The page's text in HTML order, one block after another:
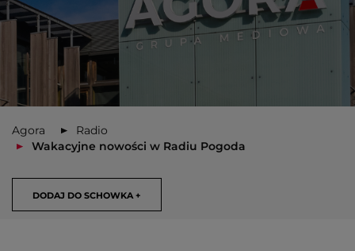
Agora
Radio
Wakacyjne nowości w Radiu Pogoda
DODAJ DO SCHOWKA +